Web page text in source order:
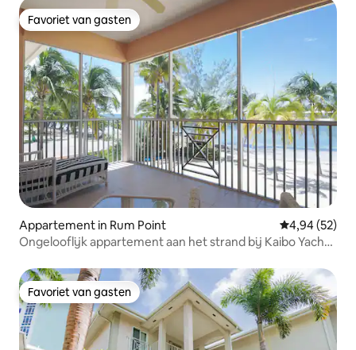
Favoriet van gasten
Favoriet van gasten
Appartement in Rum Point Gemiddelde
4,94 (52)
Ongelooflijk appartement aan het strand bij Kaibo Yacht
Favoriet van gasten
Favoriet van gasten